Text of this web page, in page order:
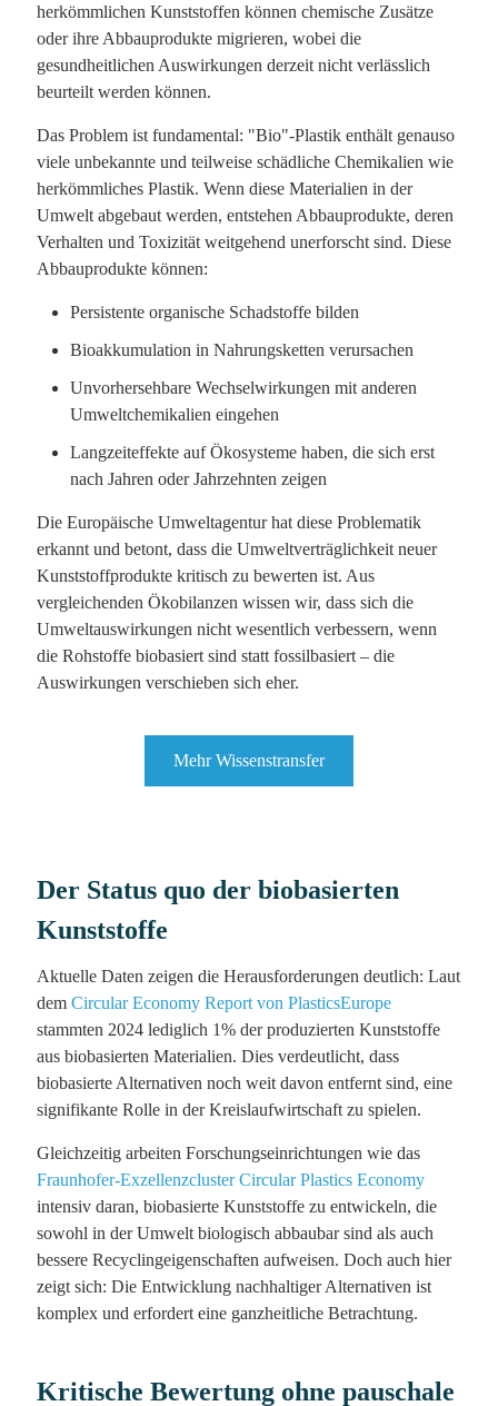
herkömmlichen Kunststoffen können chemische Zusätze
oder ihre Abbauprodukte migrieren, wobei die
gesundheitlichen Auswirkungen derzeit nicht verlässlich
beurteilt werden können.
Das Problem ist fundamental: "Bio"-Plastik enthält genauso
viele unbekannte und teilweise schädliche Chemikalien wie
herkömmliches Plastik. Wenn diese Materialien in der
Umwelt abgebaut werden, entstehen Abbauprodukte, deren
Verhalten und Toxizität weitgehend unerforscht sind. Diese
Abbauprodukte können:
Persistente organische Schadstoffe bilden
Bioakkumulation in Nahrungsketten verursachen
Unvorhersehbare Wechselwirkungen mit anderen
Umweltchemikalien eingehen
Langzeiteffekte auf Ökosysteme haben, die sich erst
nach Jahren oder Jahrzehnten zeigen
Die Europäische Umweltagentur hat diese Problematik
erkannt und betont, dass die Umweltverträglichkeit neuer
Kunststoffprodukte kritisch zu bewerten ist. Aus
vergleichenden Ökobilanzen wissen wir, dass sich die
Umweltauswirkungen nicht wesentlich verbessern, wenn
die Rohstoffe biobasiert sind statt fossilbasiert – die
Auswirkungen verschieben sich eher.
Mehr Wissenstransfer
Der Status quo der biobasierten
Kunststoffe
Aktuelle Daten zeigen die Herausforderungen deutlich: Laut
dem Circular Economy Report von PlasticsEurope
stammten 2024 lediglich 1% der produzierten Kunststoffe
aus biobasierten Materialien. Dies verdeutlicht, dass
biobasierte Alternativen noch weit davon entfernt sind, eine
signifikante Rolle in der Kreislaufwirtschaft zu spielen.
Gleichzeitig arbeiten Forschungseinrichtungen wie das
Fraunhofer-Exzellenzcluster Circular Plastics Economy
intensiv daran, biobasierte Kunststoffe zu entwickeln, die
sowohl in der Umwelt biologisch abbaubar sind als auch
bessere Recyclingeigenschaften aufweisen. Doch auch hier
zeigt sich: Die Entwicklung nachhaltiger Alternativen ist
komplex und erfordert eine ganzheitliche Betrachtung.
Kritische Bewertung ohne pauschale